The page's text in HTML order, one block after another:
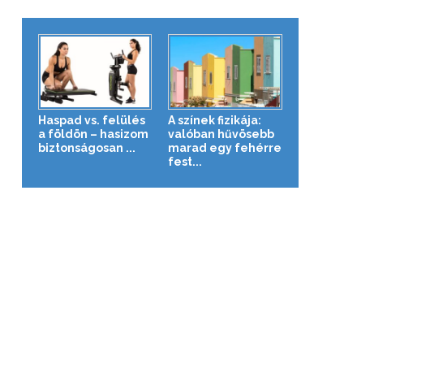
Haspad vs. felülés
a földön – hasizom
biztonságosan ...
A színek fizikája:
valóban hűvösebb
marad egy fehérre
fest...